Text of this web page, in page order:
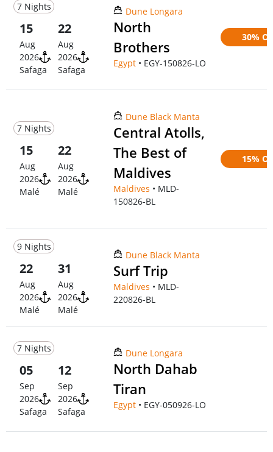
7 Nights
15
Aug
2026
Safaga
22
Aug
2026
Safaga
Dune Longara
North
Brothers
Egypt • EGY-150826-LO
30%
7 Nights
15
Aug
2026
Malé
22
Aug
2026
Malé
Dune Black Manta
Central Atolls,
The Best of
Maldives
Maldives • MLD-
150826-BL
15%
9 Nights
22
Aug
2026
Malé
31
Aug
2026
Malé
Dune Black Manta
Surf Trip
Maldives • MLD-
220826-BL
7 Nights
05
Sep
2026
Safaga
12
Sep
2026
Safaga
Dune Longara
North Dahab
Tiran
Egypt • EGY-050926-LO